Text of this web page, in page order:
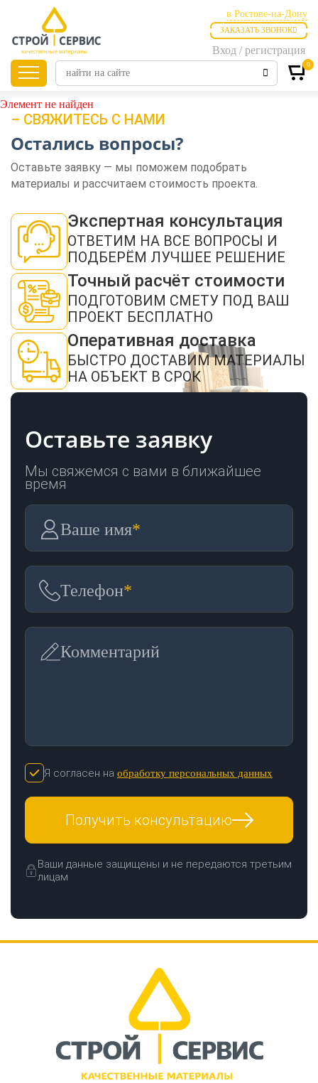
в Ростове-на-Дону
в Ростове-на-Дону
в Таганроге
ЗАКАЗАТЬ ЗВОНОК
Вход / регистрация
Листовые
Материалы для
отделки
Пиломатериалы
Декор
Изоляция
Инструменты
Продукция из
дерева
Строительство
0
Главная Продукция
Элемент не найден
– СВЯЖИТЕСЬ С НАМИ
Остались вопросы?
Оставьте заявку — мы поможем подобрать
материалы и рассчитаем стоимость проекта.
Экспертная консультация
ОТВЕТИМ НА ВСЕ ВОПРОСЫ И
ПОДБЕРЁМ ЛУЧШЕЕ РЕШЕНИЕ
Точный расчёт стоимости
ПОДГОТОВИМ СМЕТУ ПОД ВАШ
ПРОЕКТ БЕСПЛАТНО
Оперативная доставка
БЫСТРО ДОСТАВИМ МАТЕРИАЛЫ
НА ОБЪЕКТ В СРОК
Оставьте заявку
Мы свяжемся с вами в ближайшее
время
Ваше имя*
Телефон*
Комментарий
Я согласен на обработку персональных данных
Получить консультацию
Ваши данные защищены и не передаются третьим
лицам
ЗАКАЗАТЬ ЗВОНОК